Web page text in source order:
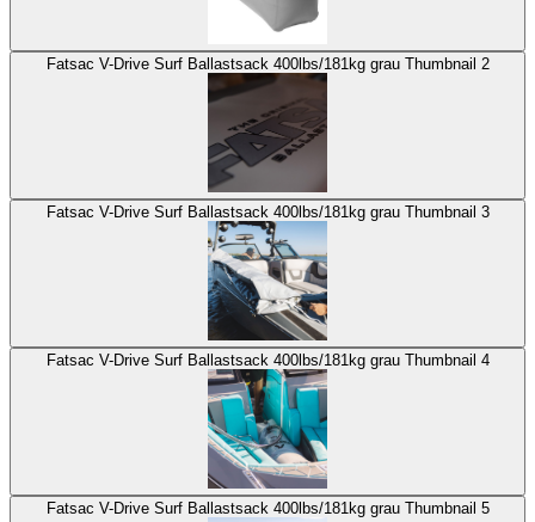
Fatsac V-Drive Surf Ballastsack 400lbs/181kg grau Thumbnail 2
Fatsac V-Drive Surf Ballastsack 400lbs/181kg grau Thumbnail 3
Fatsac V-Drive Surf Ballastsack 400lbs/181kg grau Thumbnail 4
Fatsac V-Drive Surf Ballastsack 400lbs/181kg grau Thumbnail 5